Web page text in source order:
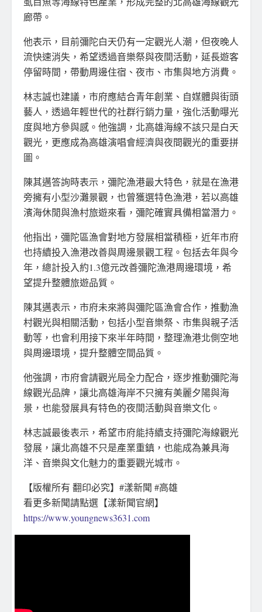
廊帶。
他表示，目前彌陀白天仍有一定觀光人潮，但夜晚人
流快速消失，希望透過音樂祭與夜間活動，延長遊客
停留時間，帶動周邊住宿、夜市、市集與地方消費。
林志誠也建議，市府應結合青年創業、自媒體與街頭
藝人，透過年輕世代的社群行銷力量，強化活動曝光
度與地方參與感。他強調，北高雄海線不該只是白天
觀光，更應成為高雄演唱會經濟與夜間觀光的重要拼
圖。
陳其邁答詢時表示，彌陀漁港最大特色，就是在漁港
旁擁有小型沙灘景觀，也曾獲選特色漁港，若以高雄
濱海休閒與漁村旅遊來看，彌陀確實具備相當潛力。
他指出，彌陀區漁會對地方發展相當積極，近年市府
也持續投入漁港改善與周邊景觀工程。包括去年與今
年，總計投入約1.3億元改善彌陀漁港周邊環境，希
望提升整體旅遊品質。
陳其邁表示，市府未來將與彌陀區漁會合作，推動漁
村觀光與相關活動，包括小型音樂祭、市集與親子活
動等，也會利用接下來半年時間，整理漁港北側空地
與周邊環境，提升整體空間品質。
他強調，市府會請觀光局全力配合，逐步推動彌陀海
線觀光品牌，讓北高雄海岸不只擁有美麗夕陽與海
景，也能發展具有特色的夜間活動與音樂文化。
林志誠最後表示，希望市府能持續支持彌陀海線觀光
發展，讓北高雄不只是產業重鎮，也能成為兼具海
洋、音樂與文化魅力的重要觀光城市。
【版權所有 翻印必究】#漾新聞 #高雄
看更多新聞請點選【漾新聞官網】
https://www.youngnews3631.com